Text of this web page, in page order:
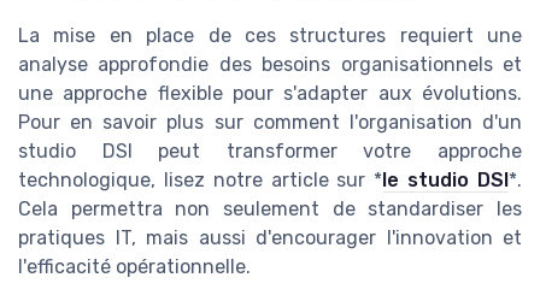
La mise en place de ces structures requiert une
analyse approfondie des besoins organisationnels et
une approche flexible pour s'adapter aux évolutions.
Pour en savoir plus sur comment l'organisation d'un
studio DSI peut transformer votre approche
technologique, lisez notre article sur *le studio DSI*.
Cela permettra non seulement de standardiser les
pratiques IT, mais aussi d'encourager l'innovation et
l'efficacité opérationnelle.